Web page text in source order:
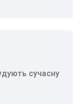
сучасну